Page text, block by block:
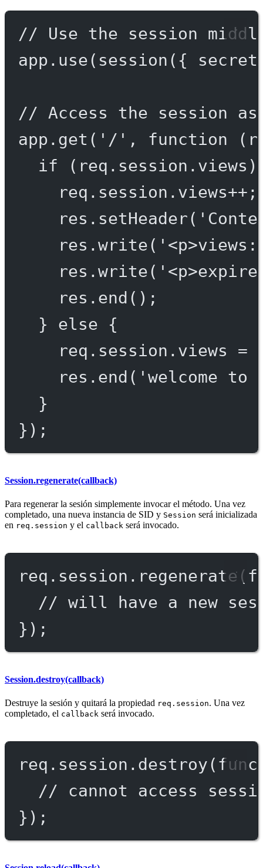
// Use the session
app. use( session ({
// Access the session
app. get ( '/' , function (
if
req.session.views++ ;
res. setHeader(
res.write(
res.write(
res. end ();
} else {
req.session.views =
res. end ( 'welcome
}
});
Session.regenerate(callback)
Para regenerar la sesión simplemente invocar el método. Una vez
completado, una nueva instancia de SID y Session será inicializada
en req.session y el callback será invocado.
req.session. regenerate (
// will have a new
});
Session.destroy(callback)
Destruye la sesión y quitará la propiedad req.session. Una vez
completado, el callback será invocado.
req.session. destroy(
// cannot access
});